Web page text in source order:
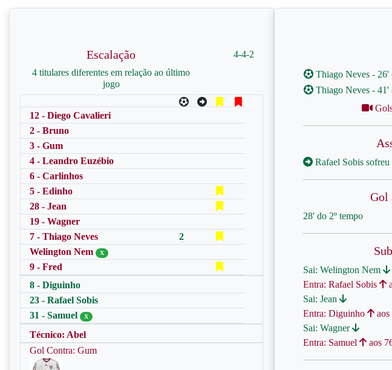
Escalação
4 titulares diferentes em relação ao último
jogo
4-4-2
12 - Diego Cavalieri
2 - Bruno
3 - Gum
4 - Leandro Euzébio
6 - Carlinhos
5 - Edinho
28 - Jean
19 - Wagner
7 - Thiago Neves
2
Welington Nem
X
9 - Fred
8 - Diguinho
23 - Rafael Sobis
31 - Samuel
X
Técnico: Abel
Gol Contra: Gum
Thiago Neves - 26'
Thiago Neves - 41'
Rafael Sobis sofreu
Gol
28' do 2º tempo
Sai: Welington Nem
Entra: Rafael Sobis
Sai: Jean
Entra: Diguinho
Sai: Wagner
Entra: Samuel
aos